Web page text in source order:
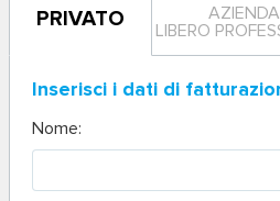
PRIVATO
LIBERO
Inserisci i dati di
Nome: